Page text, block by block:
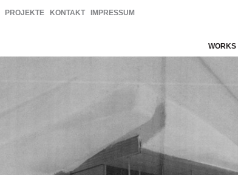
PROJEKTE KONTAKT IMPRESSUM
WORKS